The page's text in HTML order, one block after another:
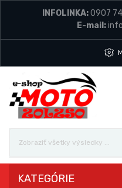
INFOLINKA:0907
E-mail:
KATEGÓRIE